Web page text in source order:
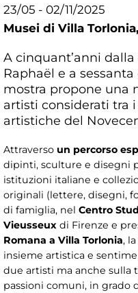
23/05 - 02/11/2025
Musei di Villa Torlonia,
A cinquant’anni
Raphaël e a
mostra propone una
artisti considerati tra
artistiche del
Attraverso un percorso
dipinti, sculture e disegni
istituzioni italiane e
originali (lettere, disegni,
di famiglia, nel Centro
Vieusseux di Firenze e
Romana a Villa Torlonia,
insieme artistica e
due artisti ma anche sulla
passioni comuni, in grado